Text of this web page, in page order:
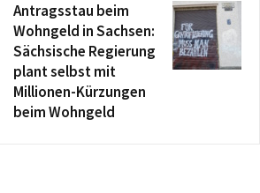
Antragsstau beim
Wohngeld in Sachsen:
Sächsische Regierung
plant selbst mit
Millionen-Kürzungen
beim Wohngeld